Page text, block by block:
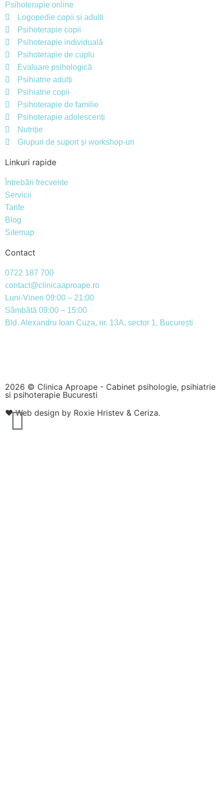
Psihoterapie online
Logopedie copii și adulti
Psihoterapie copii
Psihoterapie individuală
Psihoterapie de cuplu
Evaluare psihologică
Psihiatrie adulți
Psihiatrie copii
Psihoterapie de familie
Psihoterapie adolescenți
Nutriție
Grupuri de suport și workshop-uri
Linkuri rapide
Întrebări frecvente
Servicii
Tarife
Blog
Sitemap
Contact
0722 187 700
contact@clinicaaproape.ro
Luni-Vineri 09:00 – 21:00
Sâmbătă 09:00 – 15:00
Bld. Alexandru Ioan Cuza, nr. 13A, sector 1, București
2026 © Clinica Aproape - Cabinet psihologie, psihiatrie
si psihoterapie Bucuresti
❤️Web design by Roxie Hristev & Ceriza.